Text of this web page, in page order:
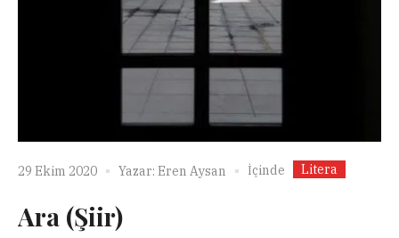
29 Ekim 2020 Yazar: Eren Aysan İçinde Litera
Ara (Şiir)